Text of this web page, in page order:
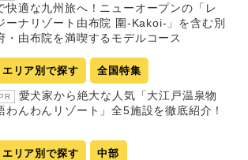
快適な九州旅へ！ニューオープンの「レ
ーナリゾート由布院 圍-Kakoi-」を含む別
・由布院を満喫するモデルコース
エリア別で探す 全国特集
愛犬家から絶大な人気「大江戸温泉物
わんわんリゾート」全5施設を徹底紹介！
エリア別で探す 中部